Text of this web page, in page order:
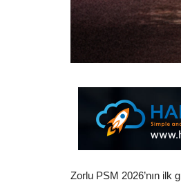
Zorlu PSM 2026’nın ilk